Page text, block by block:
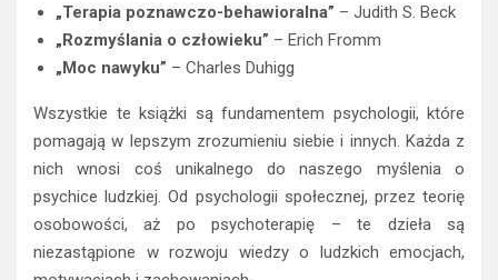
„Terapia poznawczo-behawioralna” – Judith S. Beck
„Rozmyślania o człowieku” – Erich Fromm
„Moc nawyku” – Charles Duhigg
Wszystkie te książki są fundamentem psychologii, które
pomagają w lepszym zrozumieniu siebie i innych. Każda z
nich wnosi coś unikalnego do naszego myślenia o
psychice ludzkiej. Od psychologii społecznej, przez teorię
osobowości, aż po psychoterapię – te dzieła są
niezastąpione w rozwoju wiedzy o ludzkich emocjach,